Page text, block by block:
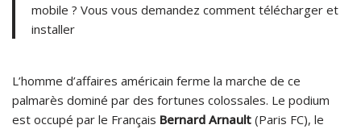
mobile ? Vous vous demandez comment télécharger et
installer
L’homme d’affaires américain ferme la marche de ce
palmarès dominé par des fortunes colossales. Le podium
est occupé par le Français Bernard Arnault (Paris FC), le